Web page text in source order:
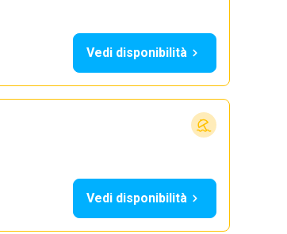
Vedi disponibilità
Vedi disponibilità